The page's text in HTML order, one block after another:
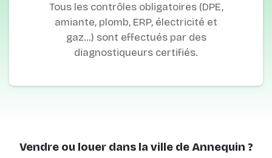
Tous les contrôles obligatoires (DPE,
amiante, plomb, ERP, électricité et
gaz…) sont effectués par des
diagnostiqueurs certifiés.
Vendre ou louer dans la ville de Annequin ?